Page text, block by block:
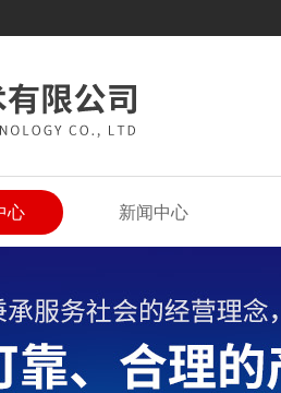
心 新闻中心